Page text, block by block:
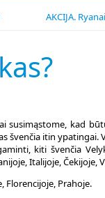
AKCIJA.
susimąstome, kad
švenčia itin
kiti švenčia
Italijoje, Čekijoje,
Florencijoje, Prahoje.